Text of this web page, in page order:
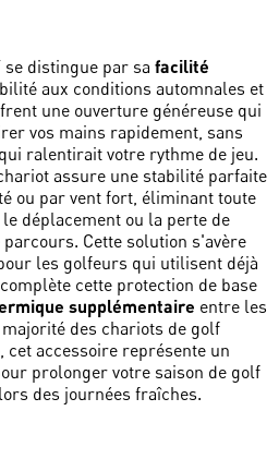
se distingue par sa facilité
aux conditions automnales et
une ouverture généreuse qui
vos mains rapidement, sans
ralentirait votre rythme de jeu.
assure une stabilité parfaite
ou par vent fort, éliminant toute
déplacement ou la perte de
Cette solution s'avère
les golfeurs qui utilisent déjà
cette protection de base
supplémentaire entre les
des chariots de golf
accessoire représente un
prolonger votre saison de golf
des journées fraîches.